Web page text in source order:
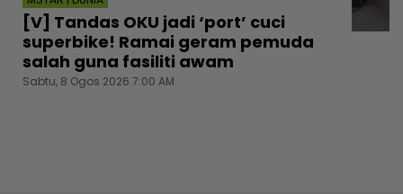
[V] Tandas OKU jadi ‘port’ cuci
superbike! Ramai geram pemuda
salah guna fasiliti awam
Sabtu, 8 Ogos 2026 7:00 AM